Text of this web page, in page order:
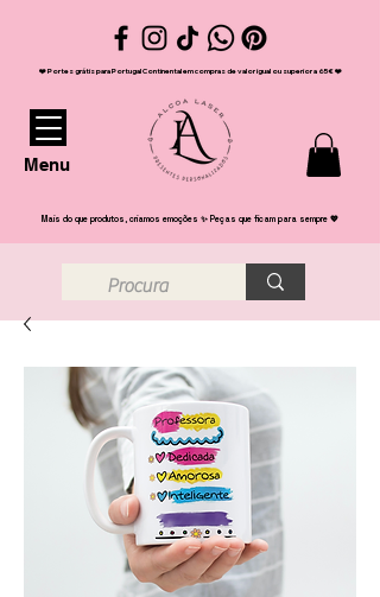
❤️ Portes grátis para Portugal Continental em compras de valor igual ou superior a 65€ ❤️
Menu
Mais do que produtos, criamos emoções ✨ Peças que ficam para sempre 💖